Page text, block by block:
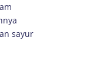
sayur